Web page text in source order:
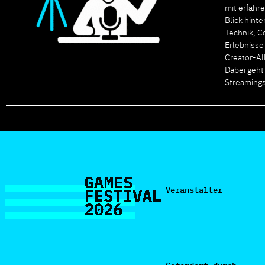
mit
Blick
Technik,
Creator-
Dabei
Veranstalter